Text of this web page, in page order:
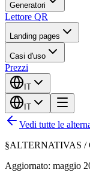
Generatori
Lettore QR
Landing pages
Casi d'uso
Prezzi
IT
IT
Vedi tutte le
§ALTERNATIVAS /
Aggiornato: maggio